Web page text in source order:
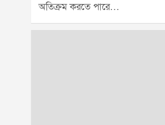
অতিক্রম করতে পারে…